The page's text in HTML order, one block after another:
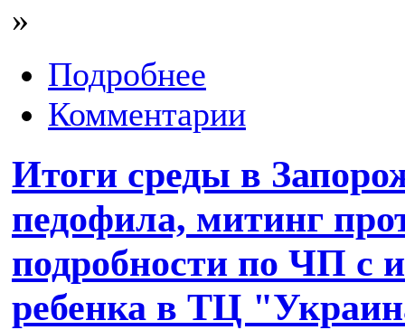
»
Подробнее
Комментарии
Итоги среды в
педофила, митинг
подробности по ЧП с
ребенка в ТЦ